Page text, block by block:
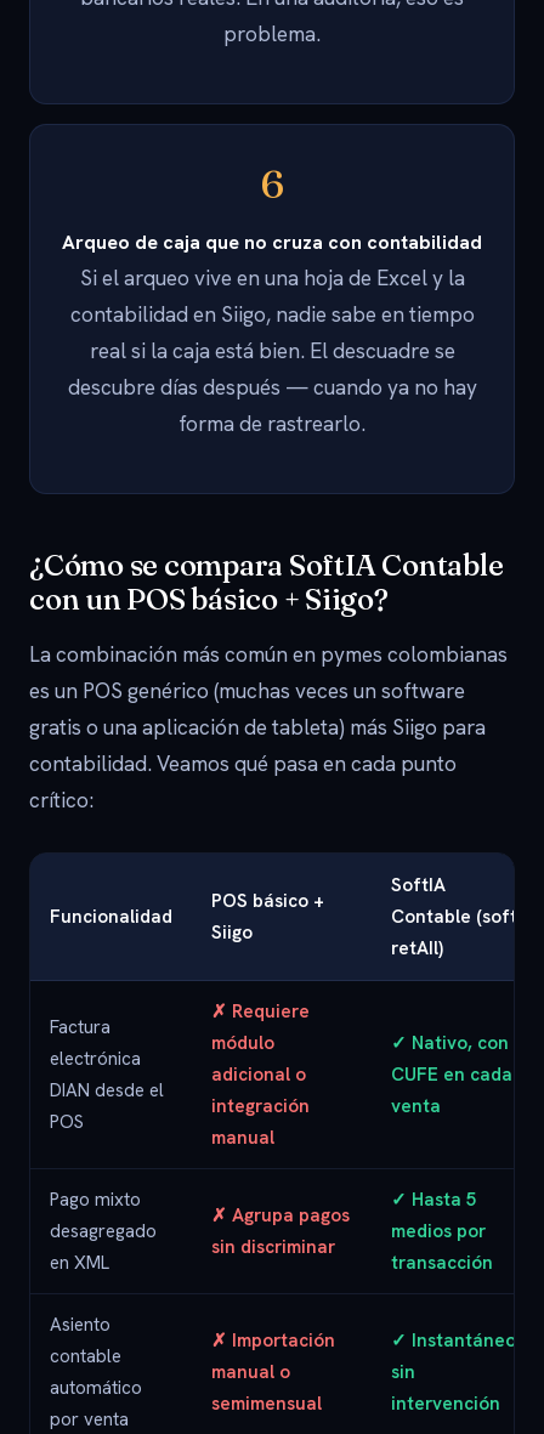
problema.
6
Arqueo de caja que no cruza con contabilidad
Si el arqueo vive en una hoja de Excel y la
contabilidad en Siigo, nadie sabe en tiempo
real si la caja está bien. El descuadre se
descubre días después — cuando ya no hay
forma de rastrearlo.
¿Cómo se compara SoftIA Contable
con un POS básico + Siigo?
La combinación más común en pymes colombianas
es un POS genérico (muchas veces un software
gratis o una aplicación de tableta) más Siigo para
contabilidad. Veamos qué pasa en cada punto
crítico:
Funcionalidad
POS básico +
Siigo
SoftIA
Contable (soft
retAIl)
Factura
electrónica
DIAN desde el
POS
✗ Requiere
módulo
adicional o
integración
manual
✓ Nativo, con
CUFE en cada
venta
Pago mixto
desagregado
en XML
✗ Agrupa pagos
sin discriminar
✓ Hasta 5
medios por
transacción
Asiento
contable
automático
por venta
✗ Importación
manual o
semimensual
✓ Instantáneo,
sin
intervención